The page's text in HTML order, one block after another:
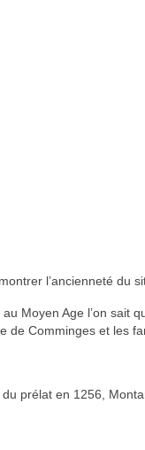
l’ancienneté du
Moyen Age l’on
de Comminges et les
prélat en 1256,